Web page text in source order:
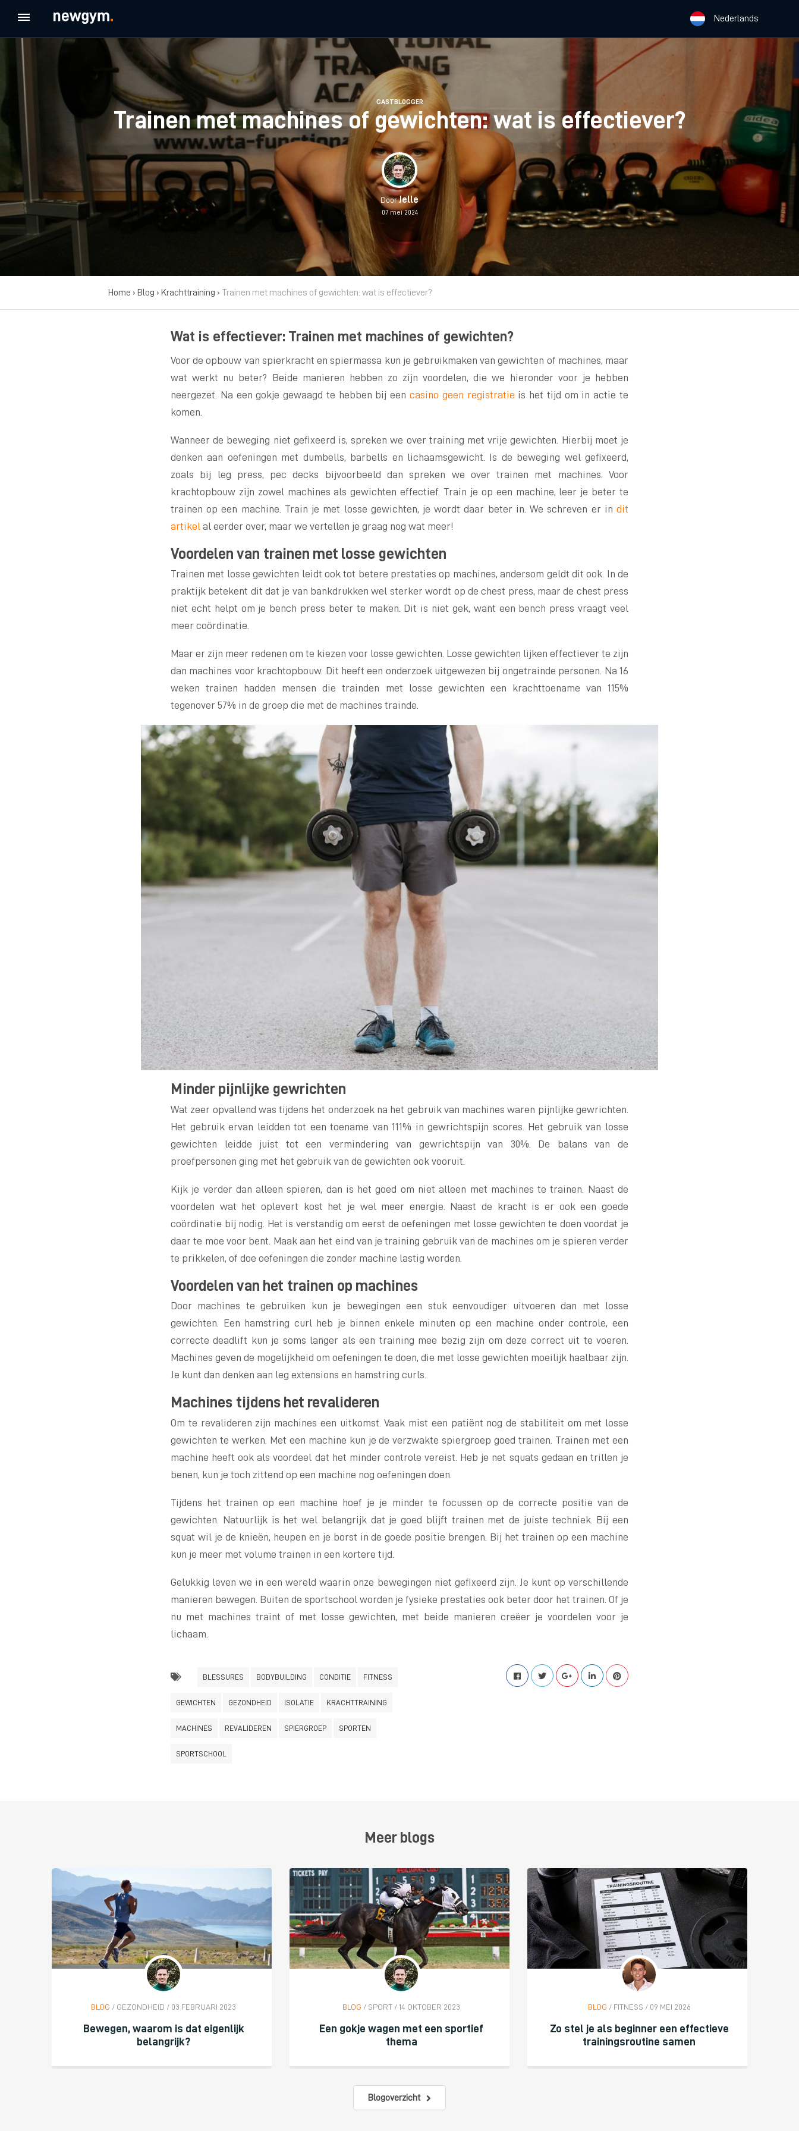
Nederlands
GASTBLOGGER
Trainen met machines of gewichten: wat is effectiever?
DoorJelle
07 mei 2024
Home › Blog › Krachttraining › Trainen met machines of gewichten: wat is effectiever?
Wat is effectiever: Trainen met machines of gewichten?
Voor de opbouw van spierkracht en spiermassa kun je gebruikmaken van gewichten of machines, maar
wat werkt nu beter? Beide manieren hebben zo zijn voordelen, die we hieronder voor je hebben
neergezet. Na een gokje gewaagd te hebben bij een casino geen registratie is het tijd om in actie te
komen.
Wanneer de beweging niet gefixeerd is, spreken we over training met vrije gewichten. Hierbij moet je
denken aan oefeningen met dumbells, barbells en lichaamsgewicht. Is de beweging wel gefixeerd,
zoals bij leg press, pec decks bijvoorbeeld dan spreken we over trainen met machines. Voor
krachtopbouw zijn zowel machines als gewichten effectief. Train je op een machine, leer je beter te
trainen op een machine. Train je met losse gewichten, je wordt daar beter in. We schreven er in dit
artikel al eerder over, maar we vertellen je graag nog wat meer!
Voordelen van trainen met losse gewichten
Trainen met losse gewichten leidt ook tot betere prestaties op machines, andersom geldt dit ook. In de
praktijk betekent dit dat je van bankdrukken wel sterker wordt op de chest press, maar de chest press
niet echt helpt om je bench press beter te maken. Dit is niet gek, want een bench press vraagt veel
meer coördinatie.
Maar er zijn meer redenen om te kiezen voor losse gewichten. Losse gewichten lijken effectiever te zijn
dan machines voor krachtopbouw. Dit heeft een onderzoek uitgewezen bij ongetrainde personen. Na 16
weken trainen hadden mensen die trainden met losse gewichten een krachttoename van 115%
tegenover 57% in de groep die met de machines trainde.
Minder pijnlijke gewrichten
Wat zeer opvallend was tijdens het onderzoek na het gebruik van machines waren pijnlijke gewrichten.
Het gebruik ervan leidden tot een toename van 111% in gewrichtspijn scores. Het gebruik van losse
gewichten leidde juist tot een vermindering van gewrichtspijn van 30%. De balans van de
proefpersonen ging met het gebruik van de gewichten ook vooruit.
Kijk je verder dan alleen spieren, dan is het goed om niet alleen met machines te trainen. Naast de
voordelen wat het oplevert kost het je wel meer energie. Naast de kracht is er ook een goede
coördinatie bij nodig. Het is verstandig om eerst de oefeningen met losse gewichten te doen voordat je
daar te moe voor bent. Maak aan het eind van je training gebruik van de machines om je spieren verder
te prikkelen, of doe oefeningen die zonder machine lastig worden.
Voordelen van het trainen op machines
Door machines te gebruiken kun je bewegingen een stuk eenvoudiger uitvoeren dan met losse
gewichten. Een hamstring curl heb je binnen enkele minuten op een machine onder controle, een
correcte deadlift kun je soms langer als een training mee bezig zijn om deze correct uit te voeren.
Machines geven de mogelijkheid om oefeningen te doen, die met losse gewichten moeilijk haalbaar zijn.
Je kunt dan denken aan leg extensions en hamstring curls.
Machines tijdens het revalideren
Om te revalideren zijn machines een uitkomst. Vaak mist een patiënt nog de stabiliteit om met losse
gewichten te werken. Met een machine kun je de verzwakte spiergroep goed trainen. Trainen met een
machine heeft ook als voordeel dat het minder controle vereist. Heb je net squats gedaan en trillen je
benen, kun je toch zittend op een machine nog oefeningen doen.
Tijdens het trainen op een machine hoef je je minder te focussen op de correcte positie van de
gewichten. Natuurlijk is het wel belangrijk dat je goed blijft trainen met de juiste techniek. Bij een
squat wil je de knieën, heupen en je borst in de goede positie brengen. Bij het trainen op een machine
kun je meer met volume trainen in een kortere tijd.
Gelukkig leven we in een wereld waarin onze bewegingen niet gefixeerd zijn. Je kunt op verschillende
manieren bewegen. Buiten de sportschool worden je fysieke prestaties ook beter door het trainen. Of je
nu met machines traint of met losse gewichten, met beide manieren creëer je voordelen voor je
lichaam.
BLESSURES BODYBUILDING CONDITIE FITNESS
GEWICHTEN GEZONDHEID ISOLATIE KRACHTTRAINING
MACHINES REVALIDEREN SPIERGROEP SPORTEN
SPORTSCHOOL
Meer blogs
BLOG / GEZONDHEID / 03 FEBRUARI 2023
Bewegen, waarom is dat eigenlijk
belangrijk?
BLOG / SPORT / 14 OKTOBER 2023
Een gokje wagen met een sportief
thema
BLOG / FITNESS / 09 MEI 2026
Zo stel je als beginner een effectieve
trainingsroutine samen
Blogoverzicht